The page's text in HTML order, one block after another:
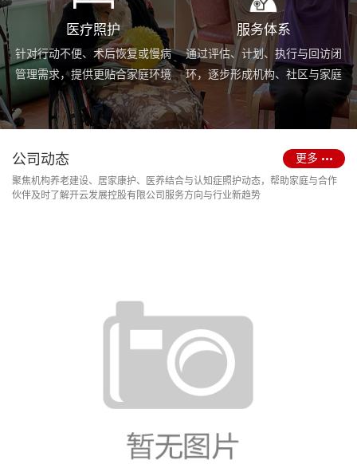
医疗照护
针对行动不便、术后恢复或慢病
管理需求，提供更贴合家庭环境
的护理服务与用药协助支持。
服务体系
通过评估、计划、执行与回访闭
环，逐步形成机构、社区与家庭
场景协同的长期照护支持体系。
公司动态
聚焦机构养老建设、居家康护、医养结合与认知症照护动态，帮助家庭与合作
伙伴及时了解开云发展控股有限公司服务方向与行业新趋势
更多